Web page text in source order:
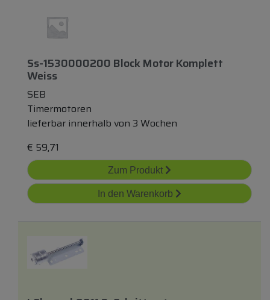
Ss-1530000200 Block Motor Komplett
Weiss
SEB
Timermotoren
lieferbar innerhalb von 3 Wochen
€ 59,71
Zum Produkt
In den Warenkorb